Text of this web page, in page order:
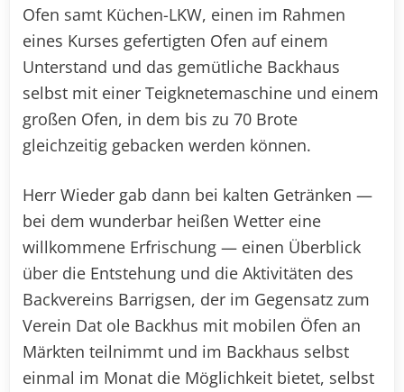
Ofen samt Küchen-LKW, einen im Rahmen
eines Kurses gefertigten Ofen auf einem
Unterstand und das gemütliche Backhaus
selbst mit einer Teigknetemaschine und einem
großen Ofen, in dem bis zu 70 Brote
gleichzeitig gebacken werden können.
Herr Wieder gab dann bei kalten Getränken —
bei dem wunderbar heißen Wetter eine
willkommene Erfrischung — einen Überblick
über die Entstehung und die Aktivitäten des
Backvereins Barrigsen, der im Gegensatz zum
Verein Dat ole Backhus mit mobilen Öfen an
Märkten teilnimmt und im Backhaus selbst
einmal im Monat die Möglichkeit bietet, selbst